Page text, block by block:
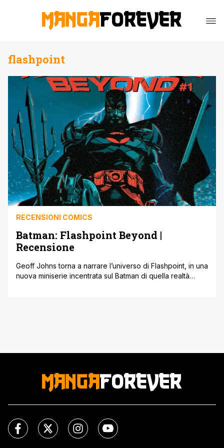
flashpoint
RECENSIONI COMICS
Batman: Flashpoint Beyond |
Recensione
Geoff Johns torna a narrare l’universo di Flashpoint, in una
nuova miniserie incentrata sul Batman di quella realtà